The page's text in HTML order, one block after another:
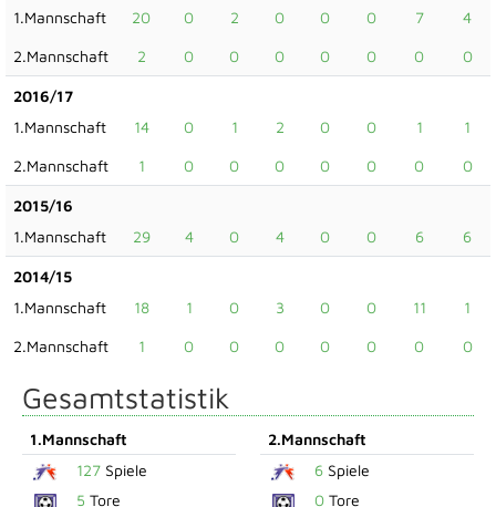
1.Mannschaft
20 0 2 0 0 0 7 4
2.Mannschaft 2 0 0 0 0 0 0 0
2016/17
1.Mannschaft
14 0 1 2 0 0 1 1
2.Mannschaft 1 0 0 0 0 0 0 0
2015/16
1.Mannschaft
29 4 0 4 0 0 6 6
2014/15
1.Mannschaft
18 1 0 3 0 0 11 1
2.Mannschaft 1 0 0 0 0 0 0 0
Gesamtstatistik
1.Mannschaft
127 Spiele
5 Tore
2.Mannschaft
6Spiele
0Tore